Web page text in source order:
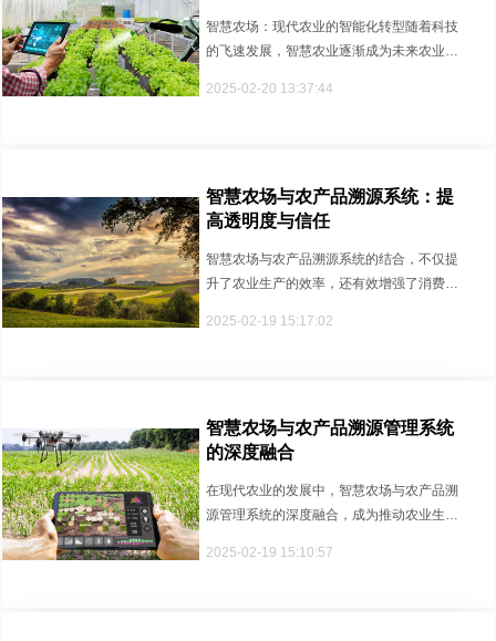
智慧农场：现代农业的智能化转型随着科技
的飞速发展，智慧农业逐渐成为未来农业的
2025-02-20 13:37:44
智慧农场与农产品溯源系统：提
高透明度与信任
智慧农场与农产品溯源系统的结合，不仅提
升了农业生产的效率，还有效增强了消费者
2025-02-19 15:17:02
智慧农场与农产品溯源管理系统
的深度融合
在现代农业的发展中，智慧农场与农产品溯
源管理系统的深度融合，成为推动农业生产
2025-02-19 15:10:57